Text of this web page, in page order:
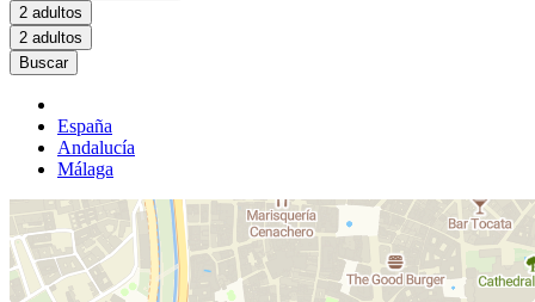
2 adultos
2 adultos
Buscar
España
Andalucía
Málaga